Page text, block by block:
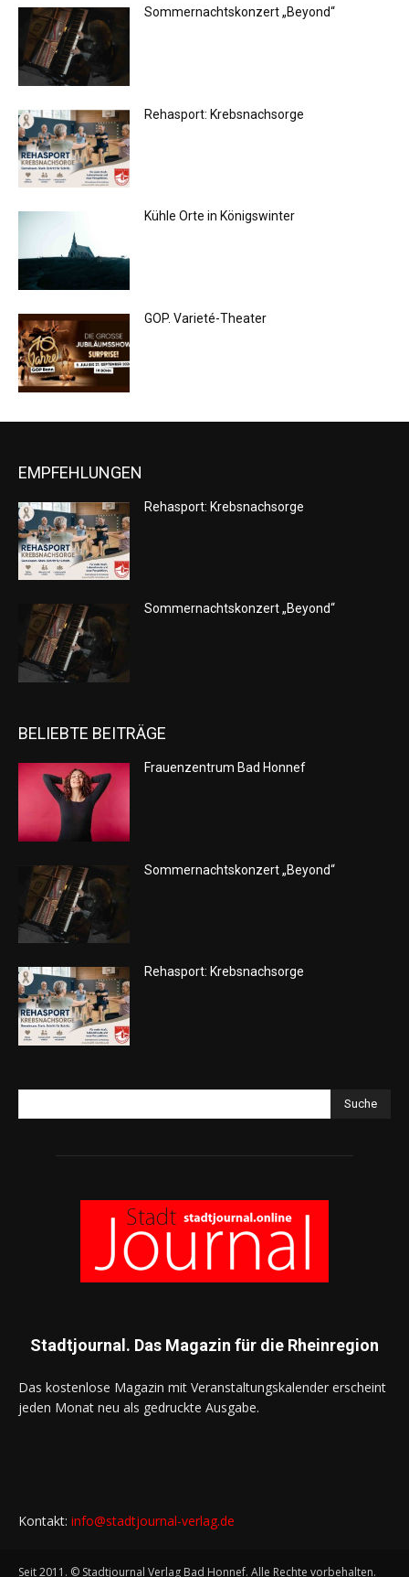
Sommernachtskonzert „Beyond“
Rehasport: Krebsnachsorge
Kühle Orte in Königswinter
GOP. Varieté-Theater
EMPFEHLUNGEN
Rehasport: Krebsnachsorge
Sommernachtskonzert „Beyond“
BELIEBTE BEITRÄGE
Frauenzentrum Bad Honnef
Sommernachtskonzert „Beyond“
Rehasport: Krebsnachsorge
Suche
Stadtjournal. Das Magazin für die Rheinregion
Das kostenlose Magazin mit Veranstaltungskalender erscheint
jeden Monat neu als gedruckte Ausgabe.
Kontakt: info@stadtjournal-verlag.de
Seit 2011. © Stadtjournal Verlag Bad Honnef. Alle Rechte vorbehalten.